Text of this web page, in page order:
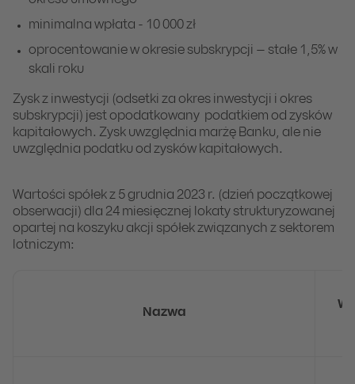
minimalna wpłata - 10 000 zł
oprocentowanie w okresie subskrypcji – stałe 1,5% w
skali roku
Zysk z inwestycji (odsetki za okres inwestycji i okres
subskrypcji) jest opodatkowany podatkiem od zysków
kapitałowych. Zysk uwzględnia marżę Banku, ale nie
uwzględnia podatku od zysków kapitałowych.
Wartości spółek z 5 grudnia 2023 r. (dzień początkowej
obserwacji) dla 24 miesięcznej lokaty strukturyzowanej
opartej na koszyku akcji spółek związanych z sektorem
lotniczym:
Nazwa